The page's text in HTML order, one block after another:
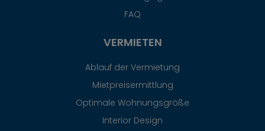
FAQ
VERMIETEN
Ablauf der Vermietung
Mietpreisermittlung
Optimale Wohnungsgröße
Interior Design